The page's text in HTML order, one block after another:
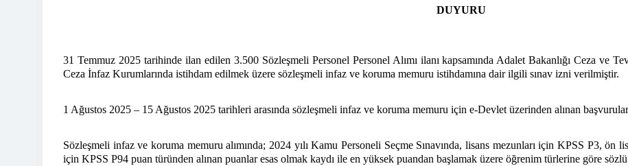
DUYURU
31 Temmuz 2025 tarihinde ilan edilen 3.500 Sözleşmeli Personel Personel Alımı ilanı kapsamında Adalet Bakanlığı Ceza ve
Ceza İnfaz Kurumlarında istihdam edilmek üzere sözleşmeli infaz ve koruma memuru istihdamına dair ilgili sınav izni verilmiştir.
1 Ağustos 2025 – 15 Ağustos 2025 tarihleri arasında sözleşmeli infaz ve koruma memuru için e-Devlet üzerinden alınan
Sözleşmeli infaz ve koruma memuru alımında; 2024 yılı Kamu Personeli Seçme Sınavında, lisans mezunları için KPSS P3, ön
için KPSS P94 puan türünden alınan puanlar esas olmak kaydı ile en yüksek puandan başlamak üzere öğrenim türlerine göre sözlü